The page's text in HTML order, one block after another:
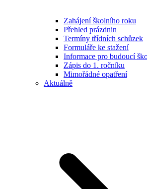
Zahájení školního roku
Přehled prázdnin
Termíny třídních schůzek
Formuláře ke stažení
Informace pro budoucí
Zápis do 1. ročníku
Mimořádné opatření
Aktuálně